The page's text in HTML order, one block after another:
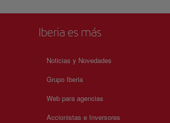
Iberia es más
Noticias y Novedades
Grupo Iberia
Web para agencias
Accionistas e Inversores